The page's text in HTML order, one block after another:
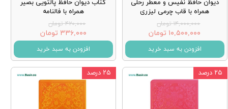
دیوان حافظ نفیس و معطر رحلی
همراه با قاب چرمی لیزری
۱۴,۰۰۰,۰۰۰ تومان
۱۰,۵۰۰,۰۰۰ تومان
افزودن به سبد خرید
کتاب دیوان حافظ پالتویی بصیر
همراه با فالنامه
۴۲۰,۰۰۰ تومان
۳۳۶,۰۰۰ تومان
افزودن به سبد خرید
۲۵ درصد ۲۵ درصد